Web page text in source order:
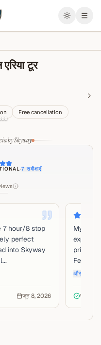
मेनू
टूर
Free cancellation
by Skyway
·7 समीक्षाएँ
7 hour/8 stop
perfect
into Skyway
जून 8, 2026
My
private
Ferman
और पढ़ें
सत्यापित